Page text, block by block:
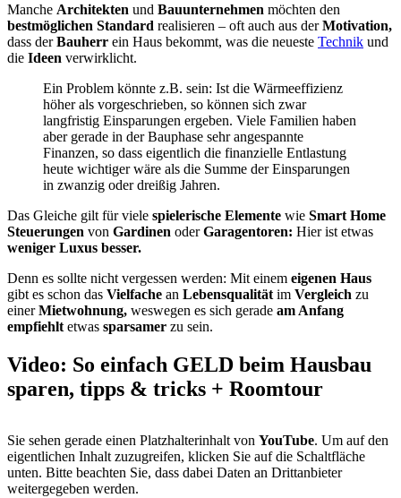
Manche Architekten und Bauunternehmen möchten den
bestmöglichen Standard realisieren – oft auch aus derMotivation,
dass derBauherr ein Haus bekommt, was die neueste Technik und
die Ideen verwirklicht.
Ein Problem könnte z.B. sein: Ist die Wärmeeffizienz
höher als vorgeschrieben, so können sich zwar
langfristig Einsparungen ergeben. Viele Familien haben
aber gerade in der Bauphase sehr angespannte
Finanzen, so dass eigentlich die finanzielle Entlastung
heute wichtiger wäre als die Summe der Einsparungen
in zwanzig oder dreißig Jahren.
Das Gleiche gilt für viele spielerische Elemente wie Smart Home
Steuerungen von Gardinen oderGaragentoren: Hier ist etwas
weniger Luxus besser.
Denn es sollte nicht vergessen werden: Mit einem eigenen Haus
gibt es schon das Vielfache an Lebensqualität im Vergleich zu
einerMietwohnung, weswegen es sich gerade am Anfang
empfiehlt etwas sparsamer zu sein.
Video: So einfach GELD beim Hausbau
sparen, tipps & tricks + Roomtour
Sie sehen gerade einen Platzhalterinhalt von YouTube. Um auf den
eigentlichen Inhalt zuzugreifen, klicken Sie auf die Schaltfläche
unten. Bitte beachten Sie, dass dabei Daten an Drittanbieter
weitergegeben werden.